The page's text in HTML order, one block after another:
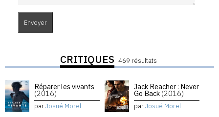
CRITIQUES 469 résultats
Réparer les vivants
(2016)
parJosué Morel
Jack Reacher : Never
Go Back (2016)
parJosué Morel